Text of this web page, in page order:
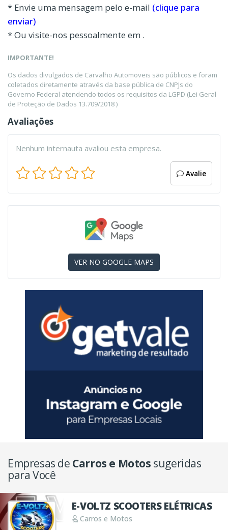
* Envie uma mensagem pelo e-mail (clique para
enviar)
* Ou visite-nos pessoalmente em .
IMPORTANTE!
Os dados divulgados de Carvalho Automoveis são públicos e foram
coletados diretamente através da base pública de CNPJs do
Governo Federal atendendo todos os requisitos da LGPD (Lei Geral
de Proteção de Dados 13.709/2018 )
Avaliações
Nenhum internauta avaliou esta empresa.
Avalie
VER NO GOOGLE MAPS
Empresas de Carros e Motos sugeridas
para Você
E-VOLTZ SCOOTERS ELÉTRICAS
Carros e Motos